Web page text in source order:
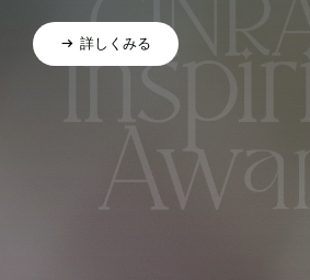
詳しくみる